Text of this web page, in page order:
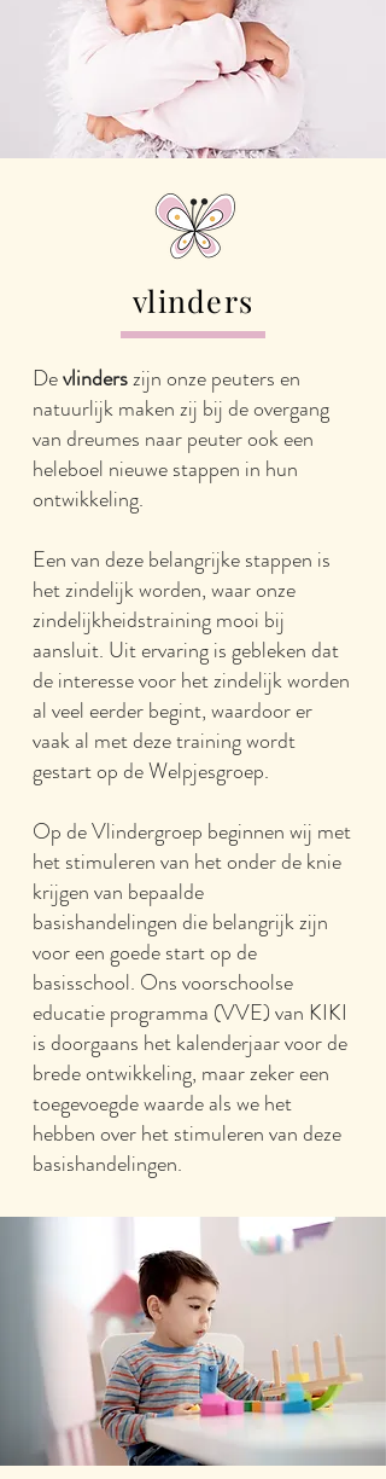
vlinders
Devlinderszijn onze peuters en
natuurlijk maken zij bij de overgang
van dreumes naar peuter ook een
heleboel nieuwe stappen in hun
ontwikkeling.
​Een van deze belangrijke stappen is
het zindelijk worden, waar onze
zindelijkheidstraining mooi bij
aansluit. Uit ervaring is gebleken dat
de interesse voor het zindelijk worden
al veel eerder begint, waardoor er
vaak al met deze training wordt
gestart op de Welpjesgroep.
Op de Vlindergroep beginnen wij met
het stimuleren van het onder de knie
krijgen van bepaalde
basishandelingen die belangrijk zijn
voor een goede start op de
basisschool. Ons voorschoolse
educatie programma (VVE) van KIKI
is doorgaans het kalenderjaar voor de
brede ontwikkeling, maar zeker een
toegevoegde waarde als we het
hebben over het stimuleren van deze
basishandelingen.